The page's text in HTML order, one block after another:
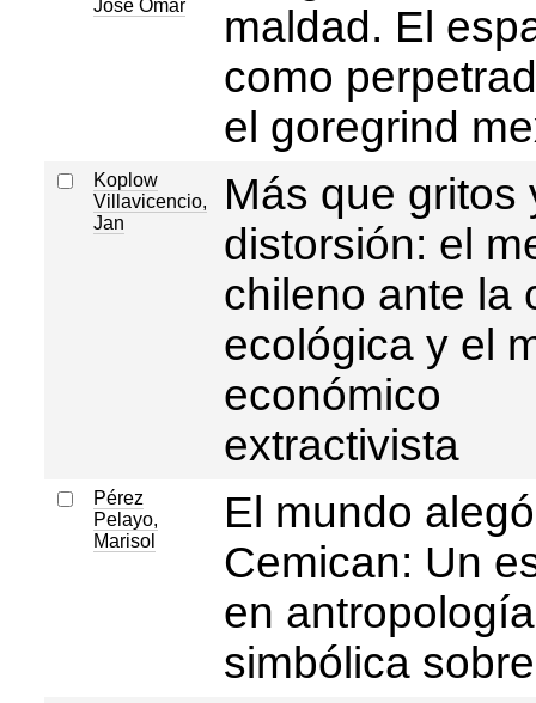
José Omar
maldad. El
como
el goregrind
Koplow
Villavicencio,
Jan
Más que gritos
distorsión: el
chileno ante la
ecológica y el
económico
extractivista
Pérez
Pelayo,
Marisol
El mundo
Cemican: Un
en antropología
simbólica